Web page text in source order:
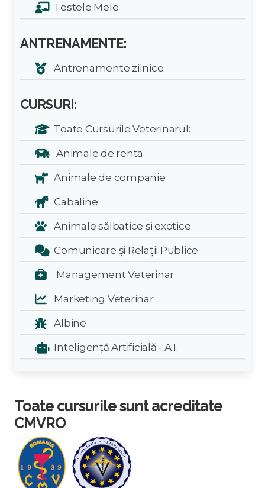
Testele Mele
ANTRENAMENTE:
Antrenamente zilnice
CURSURI:
Toate Cursurile Veterinarul:
Animale de renta
Animale de companie
Cabaline
Animale sălbatice și exotice
Comunicare și Relații Publice
Management Veterinar
Marketing Veterinar
Albine
Inteligență Artificială - A.I.
Toate cursurile sunt acreditate
CMVRO